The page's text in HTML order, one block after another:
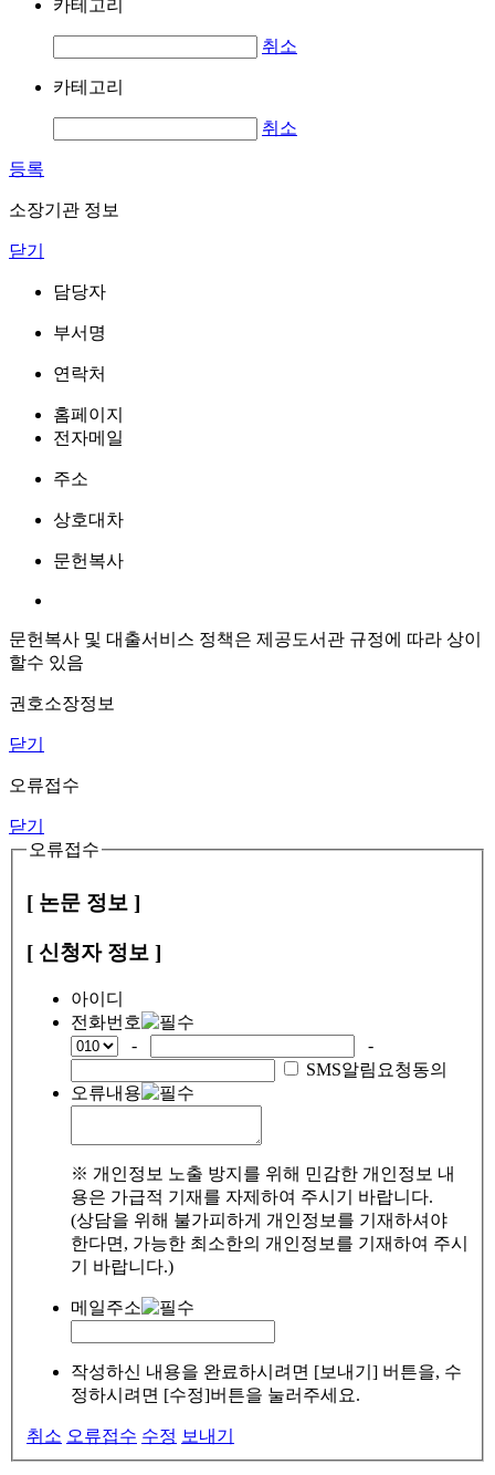
카테고리
취소
카테고리
취소
등록
소장기관 정보
닫기
담당자
부서명
연락처
홈페이지
전자메일
주소
상호대차
문헌복사
문헌복사 및 대출서비스 정책은 제공도서관 규정에 따라 상이
할수 있음
권호소장정보
닫기
오류접수
닫기
오류접수
[ 논문 정보 ]
[ 신청자 정보 ]
아이디
전화번호
-
-
SMS알림요청동의
오류내용
※ 개인정보 노출 방지를 위해 민감한 개인정보 내
용은 가급적 기재를 자제하여 주시기 바랍니다.
(상담을 위해 불가피하게 개인정보를 기재하셔야
한다면, 가능한 최소한의 개인정보를 기재하여 주시
기 바랍니다.)
메일주소
작성하신 내용을 완료하시려면 [보내기] 버튼을, 수
정하시려면 [수정]버튼을 눌러주세요.
취소 오류접수 수정 보내기